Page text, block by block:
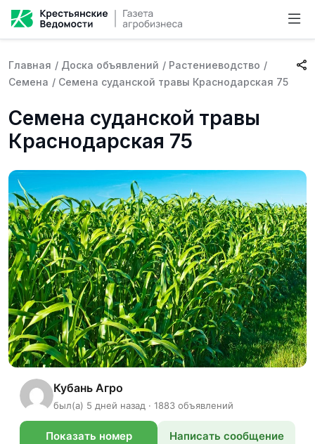
Главная / Доска объявлений / Растениеводство /
Семена / Семена суданской травы Краснодарская 75
Семена суданской травы
Краснодарская 75
Кубань Агро
был(а) 5 дней назад · 1883 объявлений
Показать номер Написать сообщение